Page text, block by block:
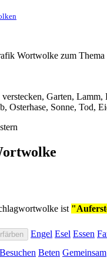
Wortwolke zum Thema
Garten, Lamm,
Osterhase, Sonne, Tod,
ist
Engel Esel Essen
Besuchen Beten Gemeinsam